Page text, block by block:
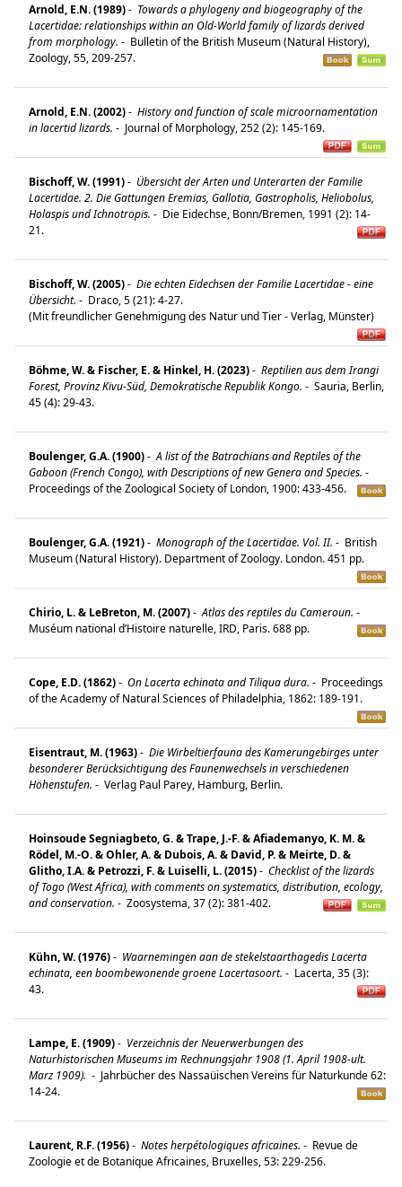
Arnold, E.N. (1989)- Towards a phylogeny and biogeography of the
Lacertidae: relationships within an Old-World family of lizards derived
from morphology. - Bulletin of the British Museum (Natural History),
Zoology, 55, 209-257.
Arnold, E.N. (2002)- History and function of scale microornamentation
in lacertid lizards. - Journal of Morphology, 252 (2): 145-169.
Bischoff, W. (1991)- Übersicht der Arten und Unterarten der Familie
Lacertidae. 2. Die Gattungen Eremias, Gallotia, Gastropholis, Heliobolus,
Holaspis und Ichnotropis. - Die Eidechse, Bonn/Bremen, 1991 (2): 14-
21.
Bischoff, W. (2005)- Die echten Eidechsen der Familie Lacertidae - eine
Übersicht. - Draco, 5 (21): 4-27.
(Mit freundlicher Genehmigung des Natur und Tier - Verlag, Münster)
Böhme, W. & Fischer, E. & Hinkel, H. (2023)- Reptilien aus dem Irangi
Forest, Provinz Kivu-Süd, Demokratische Republik Kongo. - Sauria, Berlin,
45 (4): 29-43.
Boulenger, G.A. (1900)- A list of the Batrachians and Reptiles of the
Gaboon (French Congo), with Descriptions of new Genera and Species. -
Proceedings of the Zoological Society of London, 1900: 433-456.
Boulenger, G.A. (1921)- Monograph of the Lacertidae. Vol. II. - British
Museum (Natural History). Department of Zoology. London. 451 pp.
Chirio, L. & LeBreton, M. (2007)- Atlas des reptiles du Cameroun. -
Muséum national d’Histoire naturelle, IRD, Paris. 688 pp.
Cope, E.D. (1862)- On Lacerta echinata and Tiliqua dura. - Proceedings
of the Academy of Natural Sciences of Philadelphia, 1862: 189-191.
Eisentraut, M. (1963)- Die Wirbeltierfauna des Kamerungebirges unter
besonderer Berücksichtigung des Faunenwechsels in verschiedenen
Höhenstufen. - Verlag Paul Parey, Hamburg, Berlin.
Hoinsoude Segniagbeto, G. & Trape, J.-F. & Afiademanyo, K. M. &
Rödel, M.-O. & Ohler, A. & Dubois, A. & David, P. & Meirte, D. &
Glitho, I.A. & Petrozzi, F. & Luiselli, L. (2015)- Checklist of the lizards
of Togo (West Africa), with comments on systematics, distribution, ecology,
and conservation. - Zoosystema, 37 (2): 381-402.
Kühn, W. (1976)- Waarnemingen aan de stekelstaarthagedis Lacerta
echinata, een boombewonende groene Lacertasoort. - Lacerta, 35 (3):
43.
Lampe, E. (1909)- Verzeichnis der Neuerwerbungen des
Naturhistorischen Museums im Rechnungsjahr 1908 (1. April 1908-ult.
Marz 1909). - Jahrbücher des Nassaüischen Vereins für Naturkunde 62:
14-24.
Laurent, R.F. (1956)- Notes herpétologiques africaines. - Revue de
Zoologie et de Botanique Africaines, Bruxelles, 53: 229-256.